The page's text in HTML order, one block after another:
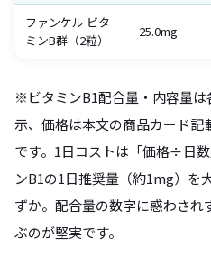
ファンケル ビタ
ミンB群（2粒）
25.0mg
※ビタミンB1配合量・内容量
示、価格は本文の商品カード記
です。1日コストは「価格÷日
ンB1の1日推奨量（約1mg）を
ずか。配合量の数字に惑わさ
ぶのが堅実です。